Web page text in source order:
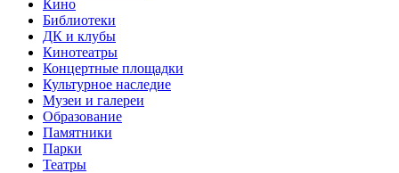
Кино
Библиотеки
ДК и клубы
Кинотеатры
Концертные площадки
Культурное наследие
Музеи и галереи
Образование
Памятники
Парки
Театры